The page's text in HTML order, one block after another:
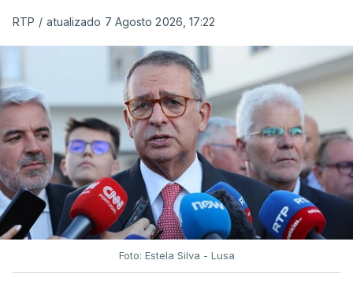
RTP / atualizado 7 Agosto 2026, 17:22
Foto: Estela Silva - Lusa